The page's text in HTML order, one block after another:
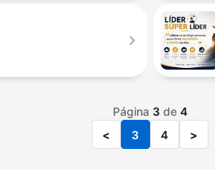
Página 3de 4
<
3 4 >